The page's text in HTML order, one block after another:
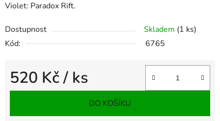
Violet: Paradox Rift.
Dostupnost Skladem (1 ks)
Kód:
6765
520 Kč/ ks
Měrná cena:
DO KOŠÍKU